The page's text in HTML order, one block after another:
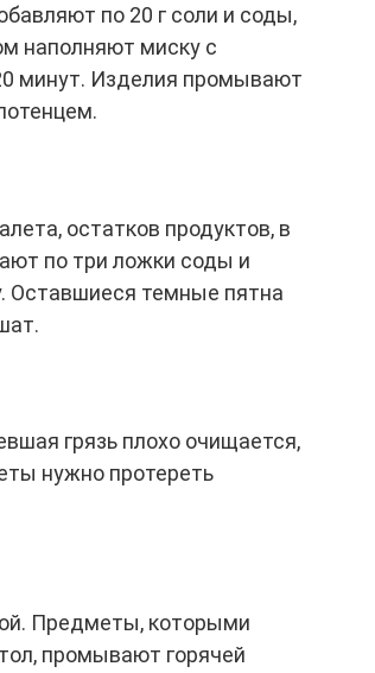
по 20 г соли и соды,
наполняют миску с
минут. Изделия промывают
остатков продуктов, в
по три ложки соды и
Оставшиеся темные пятна
грязь плохо очищается,
нужно протереть
Предметы, которыми
промывают горячей